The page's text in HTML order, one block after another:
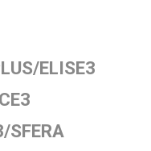
ELISE3
SFERA